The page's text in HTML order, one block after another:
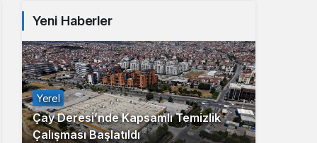
Yeni Haberler
Yerel
Çay Deresi’nde Kapsamlı Temizlik
Çalışması Başlatıldı